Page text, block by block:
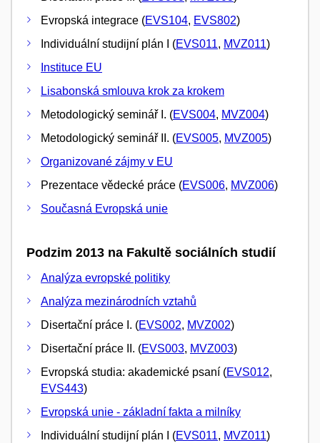
Evropská integrace (EVS104, EVS802)
Individuální studijní plán I (EVS011, MVZ011)
Instituce EU
Lisabonská smlouva krok za krokem
Metodologický seminář I. (EVS004, MVZ004)
Metodologický seminář II. (EVS005, MVZ005)
Organizované zájmy v EU
Prezentace vědecké práce (EVS006, MVZ006)
Současná Evropská unie
Podzim 2013 na Fakultě sociálních studií
Analýza evropské politiky
Analýza mezinárodních vztahů
Disertační práce I. (EVS002, MVZ002)
Disertační práce II. (EVS003, MVZ003)
Evropská studia: akademické psaní (EVS012,
EVS443)
Evropská unie - základní fakta a milníky
Individuální studijní plán I (EVS011, MVZ011)